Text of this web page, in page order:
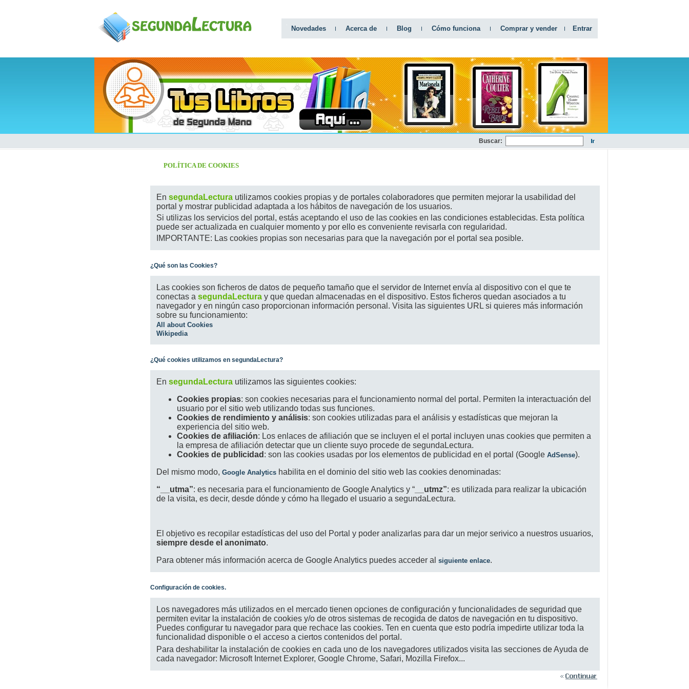
Novedades Acerca de Blog Cómo funciona Comprar y vender Entrar
Buscar:
POLÍTICA DE COOKIES
En segundaLecturautilizamos cookies propias y de portales colaboradores que permiten mejorar la usabilidad del
portal y mostrar publicidad adaptada a los hábitos de navegación de los usuarios.
Si utilizas los servicios del portal, estás aceptando el uso de las cookies en las condiciones establecidas. Esta política
puede ser actualizada en cualquier momento y por ello es conveniente revisarla con regularidad.
IMPORTANTE: Las cookies propias son necesarias para que la navegación por el portal sea posible.
¿Qué son las Cookies?
Las cookies son ficheros de datos de pequeño tamaño que el servidor de Internet envía al dispositivo con el que te
conectas a segundaLecturay que quedan almacenadas en el dispositivo. Estos ficheros quedan asociados a tu
navegador y en ningún caso proporcionan información personal. Visita las siguientes URL si quieres más información
sobre su funcionamiento:
All about Cookies
Wikipedia
¿Qué cookies utilizamos en segundaLectura?
En segundaLectura utilizamos las siguientes cookies:
Cookies propias: son cookies necesarias para el funcionamiento normal del portal. Permiten la interactuación del
usuario por el sitio web utilizando todas sus funciones.
Cookies de rendimiento y análisis: son cookies utilizadas para el análisis y estadísticas que mejoran la
experiencia del sitio web.
Cookies de afiliación: Los enlaces de afiliación que se incluyen el el portal incluyen unas cookies que permiten a
la empresa de afiliación detectar que un cliente suyo procede de segundaLectura.
Cookies de publicidad : son las cookies usadas por los elementos de publicidad en el portal (Google AdSense).
Del mismo modo, Google Analyticshabilita en el dominio del sitio web las cookies denominadas:
“__utma”: es necesaria para el funcionamiento de Google Analytics y “__utmz”: es utilizada para realizar la ubicación
de la visita, es decir, desde dónde y cómo ha llegado el usuario a segundaLectura.
El objetivo es recopilar estadísticas del uso del Portal y poder analizarlas para dar un mejor serivico a nuestros usuarios,
siempre desde el anonimato.
Para obtener más información acerca de Google Analytics puedes acceder al siguiente enlace.
Configuración de cookies.
Los navegadores más utilizados en el mercado tienen opciones de configuración y funcionalidades de seguridad que
permiten evitar la instalación de cookies y/o de otros sistemas de recogida de datos de navegación en tu dispositivo.
Puedes configurar tu navegador para que rechace las cookies. Ten en cuenta que esto podría impedirte utilizar toda la
funcionalidad disponible o el acceso a ciertos contenidos del portal.
Para deshabilitar la instalación de cookies en cada uno de los navegadores utilizados visita las secciones de Ayuda de
cada navegador: Microsoft Internet Explorer, Google Chrome, Safari, Mozilla Firefox...